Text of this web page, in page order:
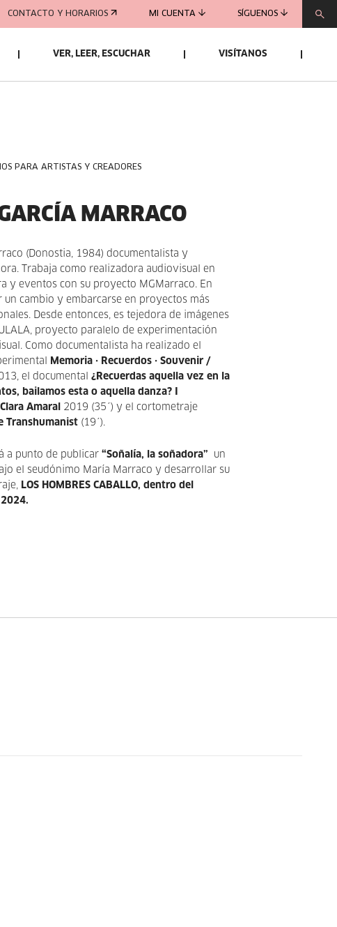
CONTACTO Y HORARIOS MI CUENTA SÍGUENOS
VER, LEER, ESCUCHAR VISÍTANOS
PARA ARTISTAS Y CREADORES
MARRACO
(Donostia, 1984) documentalista y
Trabaja como realizadora audiovisual en
y eventos con su proyecto MGMarraco. En
un cambio y embarcarse en proyectos más
Desde entonces, es tejedora de imágenes
proyecto paralelo de experimentación
Como documentalista ha realizado el
Memoria · Recuerdos · Souvenir /
el documental¿Recuerdas aquella vez en la
bailamos esta o aquella danza? I
Amaral
2019 (35´) y el cortometraje
Transhumanist (19´).
a punto de publicar“Soñalía, la soñadora”
un
el seudónimo María Marraco y desarrollar su
LOS HOMBRES CABALLO, dentro del